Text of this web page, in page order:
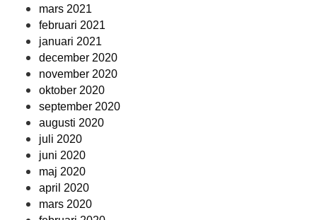
mars 2021
februari 2021
januari 2021
december 2020
november 2020
oktober 2020
september 2020
augusti 2020
juli 2020
juni 2020
maj 2020
april 2020
mars 2020